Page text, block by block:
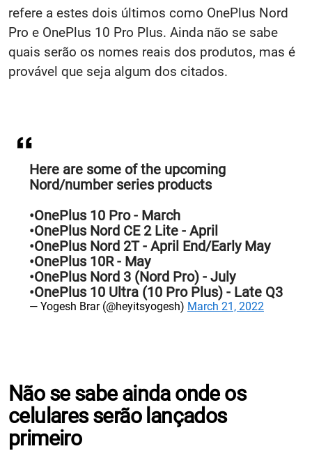
refere a estes dois últimos como OnePlus Nord
Pro e OnePlus 10 Pro Plus. Ainda não se sabe
quais serão os nomes reais dos produtos, mas é
provável que seja algum dos citados.
Here are some of the upcoming
Nord/number series products
•OnePlus 10 Pro - March
•OnePlus Nord CE 2 Lite - April
•OnePlus Nord 2T - April End/Early May
•OnePlus 10R - May
•OnePlus Nord 3 (Nord Pro) - July
•OnePlus 10 Ultra (10 Pro Plus) - Late Q3
— Yogesh Brar (@heyitsyogesh) March 21, 2022
Não se sabe ainda onde os
celulares serão lançados
primeiro